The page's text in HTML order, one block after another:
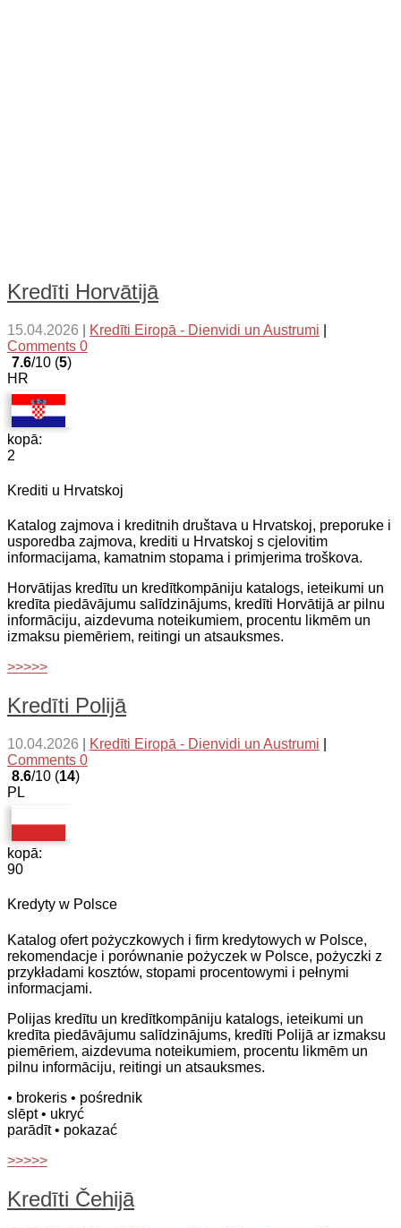
Kredīti Horvātijā
15.04.2026 Kredīti Eiropā - Dienvidi un Austrumi
Comments 0
7.6/10 (5)
HR
kopā:
2
Krediti u Hrvatskoj
Katalog zajmova i kreditnih društava u Hrvatskoj, preporuke i
usporedba zajmova, krediti u Hrvatskoj s cjelovitim
informacijama, kamatnim stopama i primjerima troškova.
Horvātijas kredītu un kredītkompāniju katalogs, ieteikumi un
kredīta piedāvājumu salīdzinājums, kredīti Horvātijā ar pilnu
informāciju, aizdevuma noteikumiem, procentu likmēm un
izmaksu piemēriem, reitingi un atsauksmes.
>>>>>
Kredīti Polijā
10.04.2026 Kredīti Eiropā - Dienvidi un Austrumi
Comments 0
8.6/10 (14)
PL
kopā:
90
Kredyty w Polsce
Katalog ofert pożyczkowych i firm kredytowych w Polsce,
rekomendacje i porównanie pożyczek w Polsce, pożyczki z
przykładami kosztów, stopami procentowymi i pełnymi
informacjami.
Polijas kredītu un kredītkompāniju katalogs, ieteikumi un
kredīta piedāvājumu salīdzinājums, kredīti Polijā ar izmaksu
piemēriem, aizdevuma noteikumiem, procentu likmēm un
pilnu informāciju, reitingi un atsauksmes.
• brokeris • pośrednik
slēpt• ukryć
parādīt• pokazać
>>>>>
Kredīti Čehijā